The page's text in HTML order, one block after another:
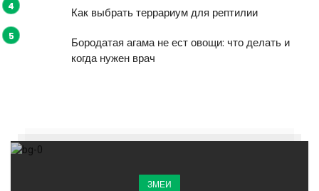
Как выбрать террариум для рептилии
Бородатая агама не ест овощи: что делать и
когда нужен врач
ЗМЕИ